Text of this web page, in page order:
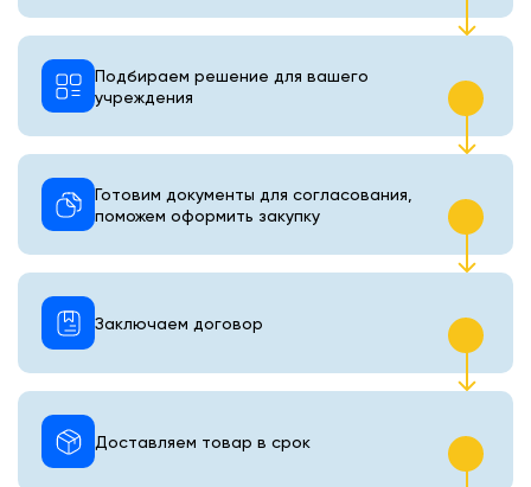
Подбираем решение для вашего
учреждения
Готовим документы для согласования,
поможем оформить закупку
Доставляем товар в срок
Заключаем договор